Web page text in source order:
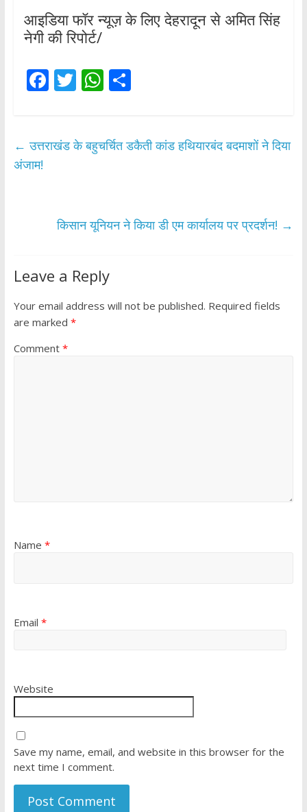
आइडिया फॉर न्यूज़ के लिए देहरादून से अमित सिंह
नेगी की रिपोर्ट/
F
b
k
T
er
W
s
S
e
← उत्तराखंड के बहुचर्चित डकैती कांड हथियारबंद बदमाशों ने दिया
अंजाम!
किसान यूनियन ने किया डी एम कार्यालय पर प्रदर्शन! →
Leave a Reply
Your email address will not be published. Required fields
are marked *
Comment *
Name *
Email *
Website
Save my name, email, and website in this browser for the
next time I comment.